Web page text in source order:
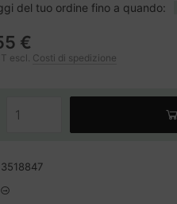
del tuo ordine fino a quando:
€
escl. Costi di spedizione